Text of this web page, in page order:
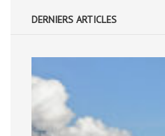
DERNIERS ARTICLES